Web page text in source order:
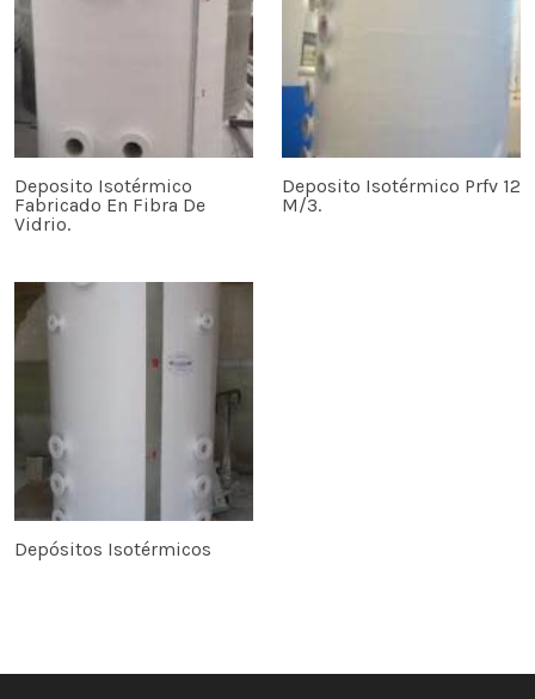
Deposito Isotérmico
Fabricado En Fibra De
Vidrio.
Deposito Isotérmico Prfv 12
M/3.
Depósitos Isotérmicos